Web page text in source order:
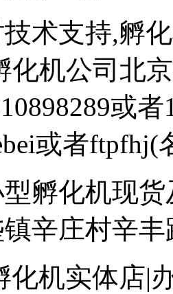
术支持,孵
化机公司北
或
或者
孵化机现
辛庄村辛丰
化机实体店|